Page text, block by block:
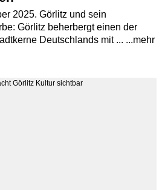
2025. Görlitz und sein
Görlitz beherbergt einen der
Deutschlands mit ... ...mehr